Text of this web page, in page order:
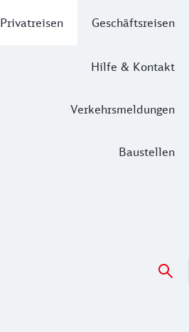
Privatreisen Geschäftsreisen
Hilfe & Kontakt
Verkehrsmeldungen
Baustellen